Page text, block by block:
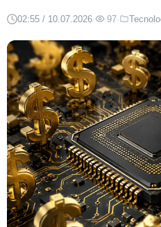
02:55 / 10.07.2026· 97·